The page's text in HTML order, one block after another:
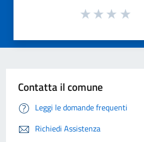
Contatta il comune
Leggi le domande frequenti
Richiedi Assistenza